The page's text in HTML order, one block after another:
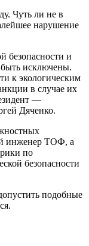
Чуть ли не в
нарушение
и
исключены.
к экологическим
в случае их
—
Дяченко.
инженер ТОФ, а
по
безопасности
подобные